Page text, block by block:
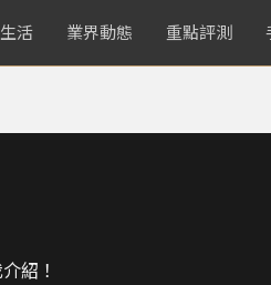
活 業界動態 重點評測
紹！